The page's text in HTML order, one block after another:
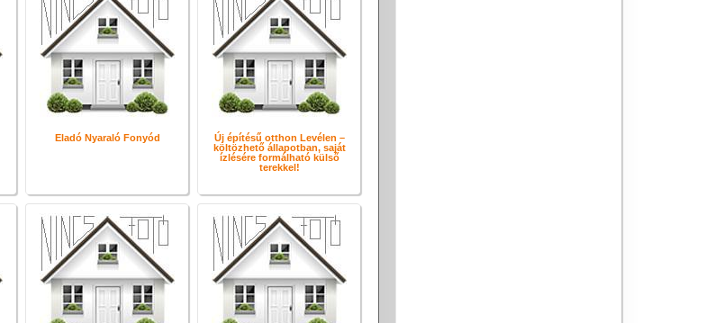
Eladó Nyaraló Fonyód
Új építésű otthon Levélen –
költözhető állapotban, saját
ízlésére formálható külső
terekkel!